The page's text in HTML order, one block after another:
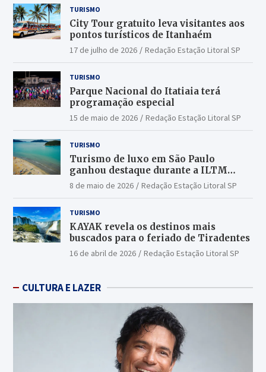
TURISMO
City Tour gratuito leva visitantes aos
pontos turísticos de Itanhaém
17 de julho de 2026 Redação Estação Litoral SP
TURISMO
Parque Nacional do Itatiaia terá
programação especial
15 de maio de 2026 Redação Estação Litoral SP
TURISMO
Turismo de luxo em São Paulo
ganhou destaque durante a ILTM
Latin America 2026
8 de maio de 2026 Redação Estação Litoral SP
TURISMO
KAYAK revela os destinos mais
buscados para o feriado de Tiradentes
16 de abril de 2026 Redação Estação Litoral SP
CULTURA E LAZER